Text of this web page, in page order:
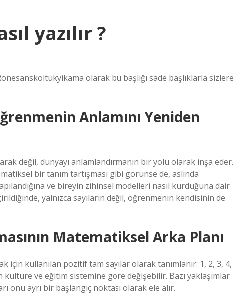
yazılır ?
olarak bu başlığı sade başlıklarla sizlere
Anlamını Yeniden
değil, dünyayı anlamlandırmanın bir yolu olarak inşa eder.
bir tanım tartışması gibi görünse de, aslında
ve bireyin zihinsel modelleri nasıl kurduğuna dair
yalnızca sayıların değil, öğrenmenin kendisinin de
Matematiksel Arka Planı
için kullanılan pozitif tam sayılar olarak tanımlanır: 1, 2, 3, 4,
ve eğitim sistemine göre değişebilir. Bazı yaklaşımlar
onu ayrı bir başlangıç noktası olarak ele alır.